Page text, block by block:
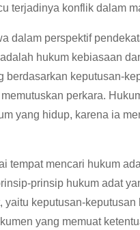
terjadinya konflik dalam
dalam perspektif
hukum kebiasaan
berdasarkan keputusan-
perkara.
yang hidup, karena ia
tempat mencari hukum
prinsip hukum adat
keputusan-
yang memuat